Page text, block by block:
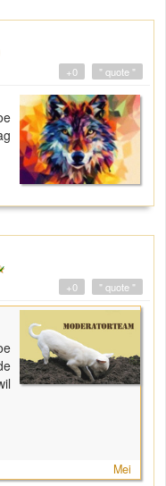
" quote "
+0
" quote "
+0
Mei